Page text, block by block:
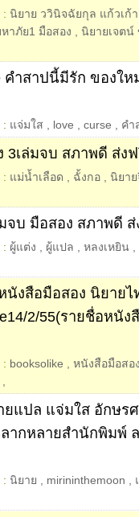
: นิยาย ววินิจฉัยกุล แก้วเก้
าภัย1 มือสอง
นิยายเจตน์
คำสาปนี้มีรัก ของใ
: แจ่มใส love curse คำ
3เล่มจบ สภาพดี ส่ง
: แม่น้ำเลือด ฉั้งกอ
นิยา
จบ มือสอง สภาพดี
: ผู้แต่ง ผู้แปล หลงเหยิน
หนังสือมือสอง นิยาย
2/55(รายชื่อหนั
: booksolike
หนังสือมือสอ
ยแปล แจ่มใส อักษร
ลากหลายสำนักพิมพ์
: นิยาย mirininthemoon